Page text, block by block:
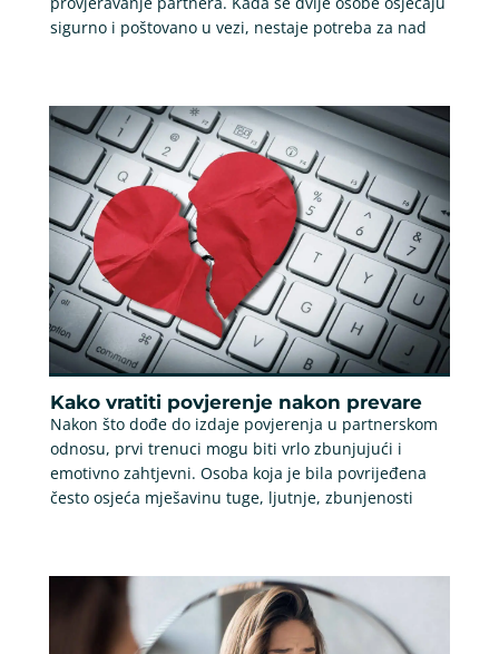
sigurno i poštovano u vezi, nestaje potreba za nad
Kako vratiti povjerenje nakon prevare
Nakon što dođe do izdaje povjerenja u partnerskom
odnosu, prvi trenuci mogu biti vrlo zbunjujući i
emotivno zahtjevni. Osoba koja je bila povrijeđena
često osjeća mješavinu tuge, ljutnje, zbunjenosti